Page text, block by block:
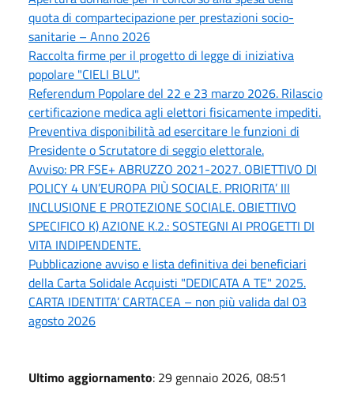
quota di compartecipazione per prestazioni socio-
sanitarie – Anno 2026
Raccolta firme per il progetto di legge di iniziativa
popolare "CIELI BLU".
Referendum Popolare del 22 e 23 marzo 2026. Rilascio
certificazione medica agli elettori fisicamente impediti.
Preventiva disponibilità ad esercitare le funzioni di
Presidente o Scrutatore di seggio elettorale.
Avviso: PR FSE+ ABRUZZO 2021-2027. OBIETTIVO DI
POLICY 4 UN’EUROPA PIÙ SOCIALE. PRIORITA’ III
INCLUSIONE E PROTEZIONE SOCIALE. OBIETTIVO
SPECIFICO K) AZIONE K.2.: SOSTEGNI AI PROGETTI DI
VITA INDIPENDENTE.
Pubblicazione avviso e lista definitiva dei beneficiari
della Carta Solidale Acquisti "DEDICATA A TE" 2025.
CARTA IDENTITA’ CARTACEA – non più valida dal 03
agosto 2026
Ultimo aggiornamento: 29 gennaio 2026, 08:51